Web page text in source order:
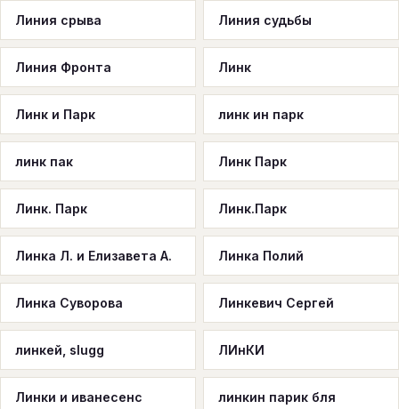
Линия срыва Линия судьбы
Линия Фронта Линк
Линк и Парк линк ин парк
линк пак Линк Парк
Линк. Парк Линк.Парк
Линка Л. и Елизавета А. Линка Полий
Линка Суворова Линкевич Сергей
линкей, slugg ЛИнКИ
Линки и иванесенс линкин парик бля